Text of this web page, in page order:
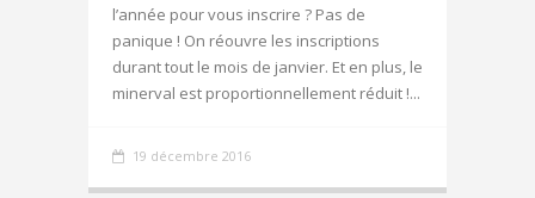
l’année pour vous inscrire ? Pas de
panique ! On réouvre les inscriptions
durant tout le mois de janvier. Et en plus, le
minerval est proportionnellement réduit !...
19 décembre 2016